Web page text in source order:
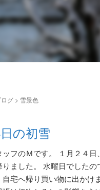
グ > 雪景色
の初雪
ッフのＭです。 １月２４
りました。 水曜日でしたの
自宅へ帰り買い物に出かけ